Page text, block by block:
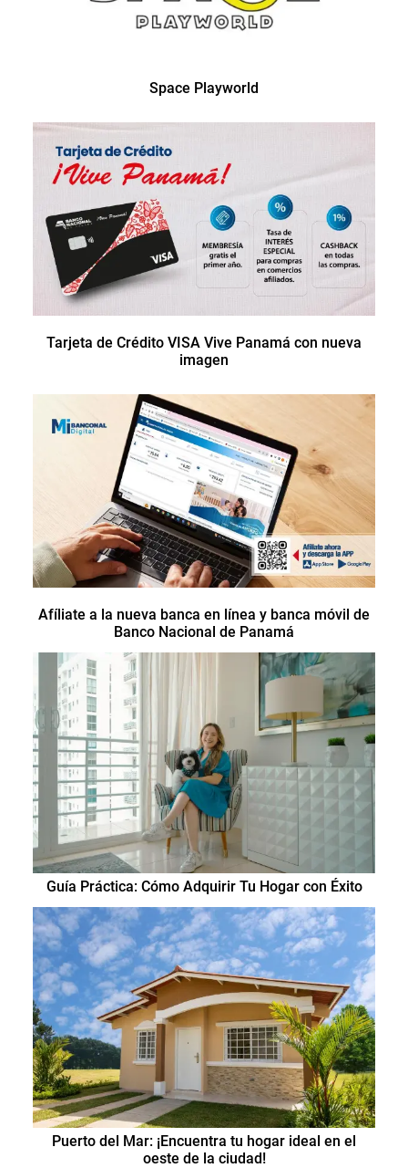
Space Playworld
Tarjeta de Crédito VISA Vive Panamá con nueva
imagen
Afíliate a la nueva banca en línea y banca móvil de
Banco Nacional de Panamá
Guía Práctica: Cómo Adquirir Tu Hogar con Éxito
Puerto del Mar: ¡Encuentra tu hogar ideal en el
oeste de la ciudad!